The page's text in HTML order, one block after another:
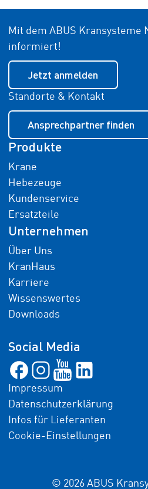
Mit dem ABUS
informiert!
Jetzt anmelden
Standorte & Kontakt
Ansprechpartner finden
Produkte
Krane
Hebezeuge
Kundenservice
Ersatzteile
Unternehmen
Über Uns
KranHaus
Karriere
Wissenswertes
Downloads
Social Media
Impressum
Datenschutzerklärung
Infos für Lieferanten
Cookie-Einstellungen
© 2026 ABUS